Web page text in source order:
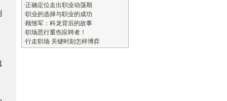
·正确定位走出职业动荡期
·职业的选择与职业的成功
·顾雏军：科龙背后的故事
·职场恶行重伤应聘者！
·行走职场 关键时刻怎样博弈